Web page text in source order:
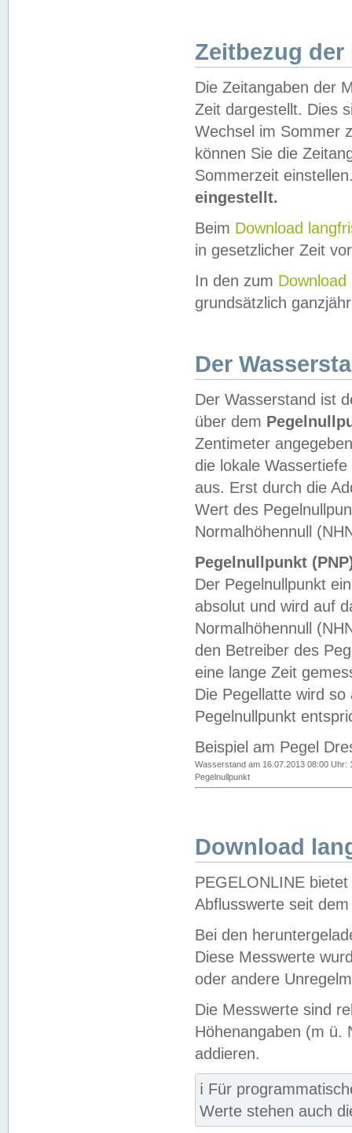
Zeitbezug der
Die Zeitangaben der
Zeit dargestellt. Dies
Wechsel im Sommer
können Sie die
Sommerzeit
eingestellt.
Beim Download
in gesetzlicher Zeit
In den zum Download
grundsätzlich
Der
Der Wasserstand ist
über dem
Zentimeter
die lokale
aus. Erst durch die
Wert des
Normalhöhennull
Pegelnullpunkt
Der Pegelnullpunkt
absolut und wird auf
Normalhöhennull
den Betreiber des
eine lange Zeit
Die Pegellatte wird
Pegelnullpunkt
Beispiel am Pegel
Wasserstand am 16.07.2013 08:00 Uhr:
Pegelnullpunkt
Download
PEGELONLINE
Abflusswerte seit
Bei den
Diese Messwerte
oder andere
Die Messwerte sind
Höhenangaben (m ü.
addieren.
ℹ️ Für
Werte stehen auch